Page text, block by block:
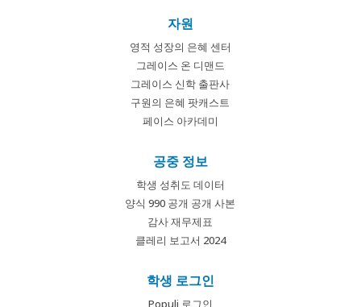
자원
영적 성장의 은혜 센터
그레이스 온 디맨드
그레이스 신학 출판사
구원의 은혜 팟캐스트
페이스 아카데미
공중 정보
학생 성취도 데이터
양식 990 공개 공개 사본
감사 재무제표
클레리 보고서 2024
학생 로그인
Populi 로그인